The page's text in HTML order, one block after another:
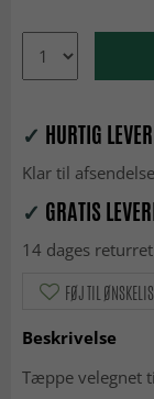
✓ HURTIG
Klar til
✓ GRATIS
14 dages returret
FØJ TIL
Beskrivelse
Tæppe velegnet